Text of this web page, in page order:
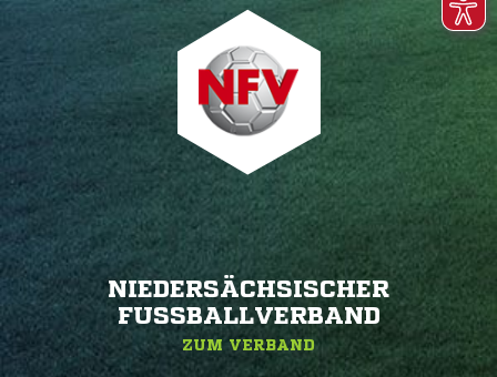
NIEDERSÄCHSISCHER
FUSSBALLVERBAND
ZUM VERBAND